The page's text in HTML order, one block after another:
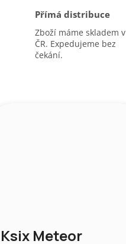
Přímá distribuce
Zboží máme skladem v
ČR. Expedujeme bez
čekání.
Ksix Meteor